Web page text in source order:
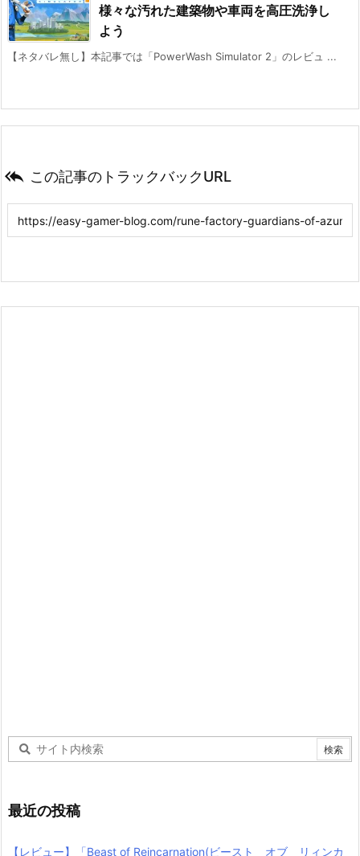
様々な汚れた建築物や車両を高圧洗浄し
よう
【ネタバレ無し】本記事では「PowerWash Simulator 2」のレビュ ...
 この記事のトラックバックURL
最近の投稿
【レビュー】「Beast of Reincarnation(ビースト オブ リィンカ